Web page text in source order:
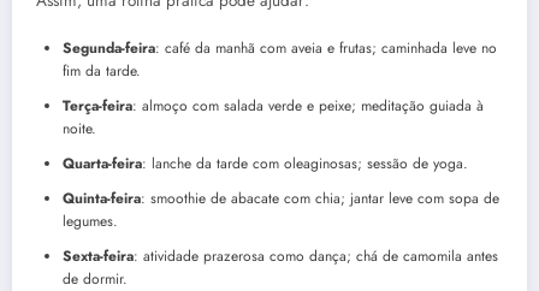
Segunda-feira: café da manhã com aveia e frutas; caminhada leve no
fim da tarde.
Terça-feira: almoço com salada verde e peixe; meditação guiada à
noite.
Quarta-feira: lanche da tarde com oleaginosas; sessão de yoga.
Quinta-feira: smoothie de abacate com chia; jantar leve com sopa de
legumes.
Sexta-feira: atividade prazerosa como dança; chá de camomila antes
de dormir.